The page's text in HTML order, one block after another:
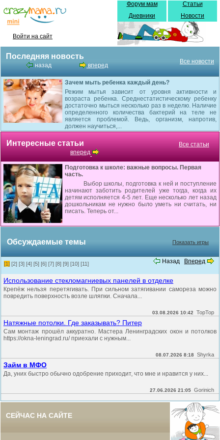
Войти на сайт
Форум мам
Дневники
Статьи
Новости
Последняя новость
назад вперед
Все новости
Зачем мыть ребенка каждый день?
Режим мытья зависит от уровня активности и
возраста ребенка. Среднестатистическому ребенку
достаточно мыться несколько раз в неделю. Наличие
определенного количества бактерий на теле не
является проблемой. Ведь, организм, напротив,
должен научиться,...
Интересные статьи
вперед
Все статьи
Подготовка к школе: важные вопросы. Первая
часть.
Выбор школы, подготовка к ней и поступление
начинают заботить родителей уже тогда, когда их
детям исполняется 4-5 лет. Еще несколько лет назад
дошкольникам не нужно было уметь ни считать, ни
писать. Теперь от...
Обсуждаемые темы Показать игры
Назад Вперед
[1] [2] [3] [4] [5] [6] [7] [8] [9] [10] [11]
Использование стекломагниевых панелей в отделке
Крепёж нельзя перетягивать. При сильном затягивании самореза можно
повредить поверхность возле шляпки. Сначала...
03.08.2026 10:42 TopTop
Натяжные потолки. Где заказывать? Питер
Сам монтаж прошёл аккуратно. Мастера Ленинградских окон и потолков
https://okna-leningrad.ru/ приехали с нужным...
08.07.2026 8:18 Shyrka
Займ в МФО
Да, уних быстро обычно одобрение приходит, что мне и нравится у них...
27.06.2026 21:05 Gorinich
СЕЙЧАС НА САЙТЕ